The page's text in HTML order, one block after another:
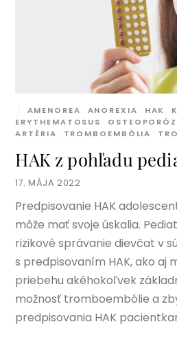
17. MÁJA 2022
HAK z pohľadu
AMENOREA ANOREXIA HAK
ERYTHEMATOSUS
ARTÉRIA
TROMBOEMBÓLIA
Predpisovanie HAK
môže mať svoje úskalia.
rizikové správanie dievčat v
s predpisovaním HAK, ako aj
priebehu akéhokoľvek
možnosť tromboembólie a
predpisovania HAK